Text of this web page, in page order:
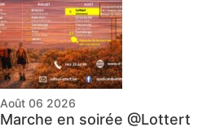
Août 06 2026
Marche en soirée @Lottert